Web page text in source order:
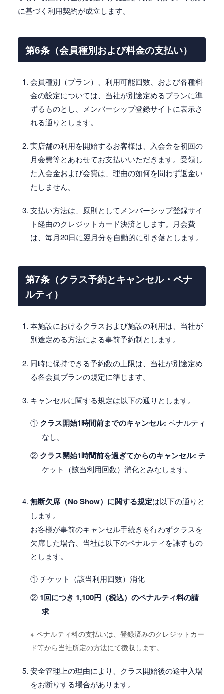
に基づく利用契約が成立します。
第6条（会員種別および料金の支払い）
会員種別（プラン）、利用可能回数、および各種料
金の設定については、当社が別途定めるプランに準
ずるものとし、メンバーシップ登録サイトに表示さ
れる通りとします。
実店舗の利用を開始するお客様は、入会金を初回の
月会費等とあわせてお支払いいただきます。受領し
た入会金および会費は、理由の如何を問わず返金い
たしません。
支払い方法は、原則としてメンバーシップ登録サイ
ト経由のクレジットカード決済とします。月会費
は、毎月20日に翌月分を自動的に引き落とします。
第7条（クラス予約とキャンセル・ペナ
ルティ）
本施設におけるクラスおよび施設の利用は、当社が
別途定める方法による事前予約制とします。
同時に保持できる予約数の上限は、当社が別途定め
る各会員プランの規定に準じます。
キャンセルに関する規定は以下の通りとします。
① クラス開始1時間前までのキャンセル: ペナルティ
なし。
② クラス開始1時間前を過ぎてからのキャンセル: チ
ケット（該当利用回数）消化とみなします。
無断欠席（No Show）に関する規定は以下の通りと
します。
お客様が事前のキャンセル手続きを行わずクラスを
欠席した場合、当社は以下のペナルティを課すもの
とします。
① チケット（該当利用回数）消化
② 1回につき 1,100円（税込）のペナルティ料の請
求
※ ペナルティ料の支払いは、登録済みのクレジットカー
ド等から当社所定の方法にて徴収します。
安全管理上の理由により、クラス開始後の途中入場
をお断りする場合があります。